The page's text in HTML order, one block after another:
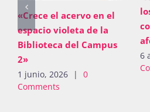
En la Facultad de
Derecho, la igualdad es
un eje estructural
27 junio, 2026 |
0
Comments
2»
1